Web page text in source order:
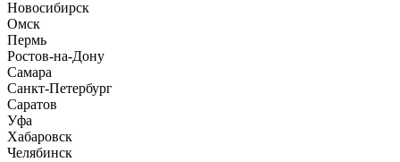
Новосибирск
Омск
Пермь
Ростов-на-Дону
Самара
Санкт-Петербург
Саратов
Уфа
Хабаровск
Челябинск